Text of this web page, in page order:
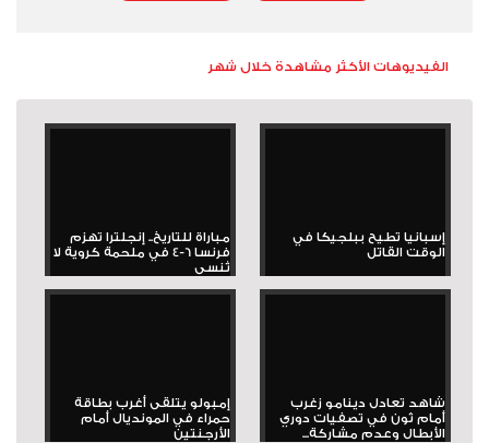
الفيديوهات الأكثر مشاهدة خلال شهر
إسبانيا تطيح ببلجيكا في
الوقت القاتل
مباراة للتاريخ.. إنجلترا تهزم
فرنسا 6-4 في ملحمة كروية لا
تُنسى
شاهد تعادل دينامو زغرب
أمام ثون في تصفيات دوري
الأبطال وعدم مشاركة...
إمبولو يتلقى أغرب بطاقة
حمراء في المونديال أمام
الأرجنتين